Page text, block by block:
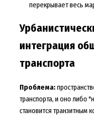
перекрывает весь
интеграция
транспорта
Проблема:
транспорта, и оно либо
становится транзитным